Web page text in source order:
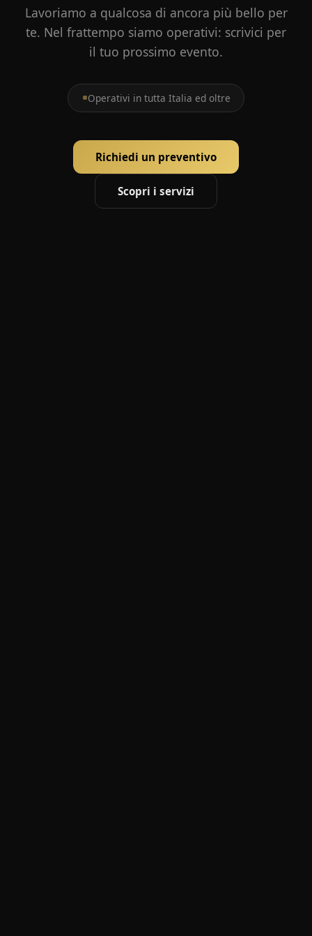
Lavoriamo a qualcosa di ancora più bello per
te. Nel frattempo siamo operativi: scrivici per
il tuo prossimo evento.
Operativi in tutta Italia ed oltre
Richiedi un preventivo
Scopri i servizi